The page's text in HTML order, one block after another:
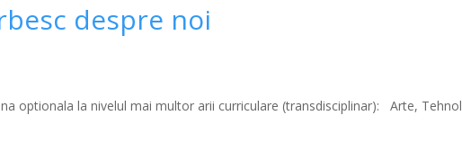
despre noi
optionala la nivelul mai multor arii curriculare (transdisciplinar):
Arte,